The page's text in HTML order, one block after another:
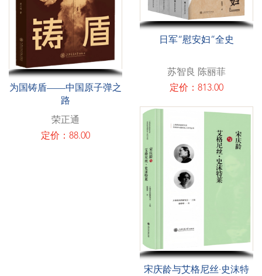
为国铸盾——中国原子弹之
路
荣正通
定价：88.00
日军“慰安妇”全史
苏智良 陈丽菲
定价：813.00
宋庆龄与艾格尼丝·史沫特